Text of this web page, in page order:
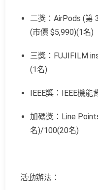
二獎：AirPods (第
(市價 $5,990)(1名)
三獎：FUJIFILM
(1名)
IEEE獎：IEEE機能
加碼獎：Line
名)/100(20名)
活動辦法：